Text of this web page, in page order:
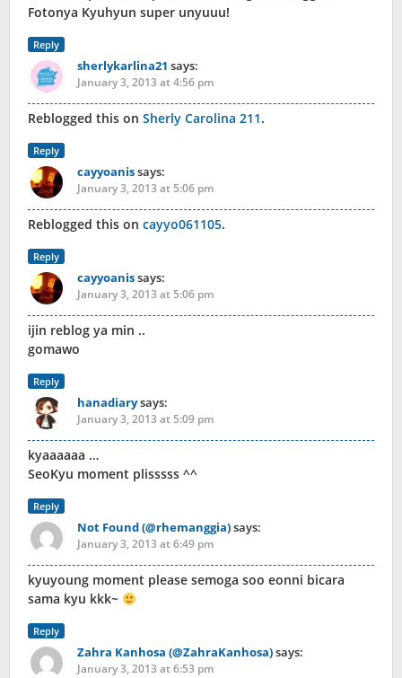
Fotonya Kyuhyun super unyuuu!
Reply
sherlykarlina21 says:
January 3, 2013 at 4:56 pm
Reblogged this on Sherly Carolina 211.
Reply
cayyoanissays:
January 3, 2013 at 5:06 pm
Reblogged this on cayyo061105.
Reply
cayyoanissays:
January 3, 2013 at 5:06 pm
ijin reblog ya min ..
gomawo
Reply
hanadiarysays:
January 3, 2013 at 5:09 pm
kyaaaaaa …
SeoKyu moment plisssss ^^
Reply
Not Found (@rhemanggia)says:
January 3, 2013 at 6:49 pm
kyuyoung moment please semoga soo eonni bicara
sama kyu kkk~
Reply
Zahra Kanhosa (@ZahraKanhosa)says:
January 3, 2013 at 6:53 pm